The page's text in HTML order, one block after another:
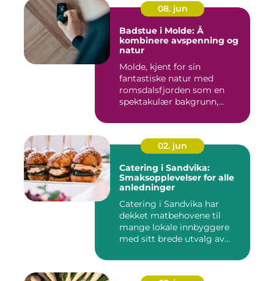
08. jun
Badstue i Molde: Å
kombinere avspenning og
natur
Molde, kjent for sin
fantastiske natur med
romsdalsfjorden som en
spektakulær bakgrunn,
02. jun
Catering i Sandvika:
Smaksopplevelser for alle
anledninger
Catering i Sandvika har
dekket matbehovene til
mange lokale innbyggere
med sitt brede utvalg av